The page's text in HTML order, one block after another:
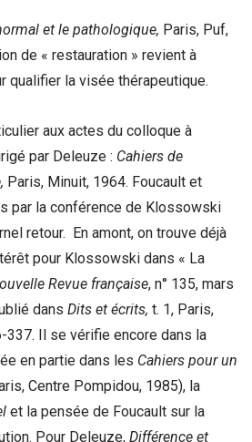
et le pathologique, Paris, Puf,
de « restauration » revient à
qualifier la visée thérapeutique.
aux actes du colloque à
par Deleuze : Cahiers de
Paris, Minuit, 1964. Foucault et
par la conférence de Klossowski
retour. En amont, on trouve déjà
pour Klossowski dans « La
Revue française, n° 135, mars
dans Dits et écrits, t. 1, Paris,
337. Il se vérifie encore dans la
en partie dans les Cahiers pour un
Centre Pompidou, 1985), la
et la pensée de Foucault sur la
Pour Deleuze, Différence et